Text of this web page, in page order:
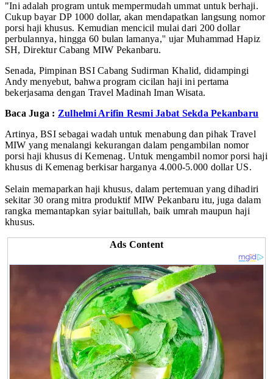
"Ini adalah program untuk mempermudah ummat untuk berhaji.
Cukup bayar DP 1000 dollar, akan mendapatkan langsung nomor
porsi haji khusus. Kemudian mencicil mulai dari 200 dollar
perbulannya, hingga 60 bulan lamanya,'' ujar Muhammad Hapiz
SH, Direktur Cabang MIW Pekanbaru.
Senada, Pimpinan BSI Cabang Sudirman Khalid, didampingi
Andy menyebut, bahwa program cicilan haji ini pertama
bekerjasama dengan Travel Madinah Iman Wisata.
Baca Juga : Zulhelmi Arifin Resmi Jabat Sekda Pekanbaru
Artinya, BSI sebagai wadah untuk menabung dan pihak Travel
MIW yang menalangi kekurangan dalam pengambilan nomor
porsi haji khusus di Kemenag. Untuk mengambil nomor porsi haji
khusus di Kemenag berkisar harganya 4.000-5.000 dollar US.
Selain memaparkan haji khusus, dalam pertemuan yang dihadiri
sekitar 30 orang mitra produktif MIW Pekanbaru itu, juga dalam
rangka memantapkan syiar baitullah, baik umrah maupun haji
khusus.
Ads Content